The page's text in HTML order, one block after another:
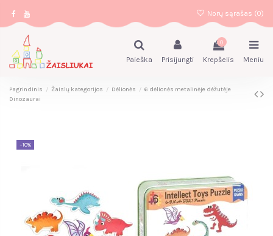
Norų sąrašas (0)
Paieška Prisijungti
0
Krepšelis Meniu
Pagrindinis Žaislų kategorijos Dėlionės
6 dėlionės metalinėje dėžutėje
Dinozaurai
−10%